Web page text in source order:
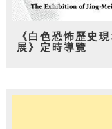
《白色恐怖歷史
展》定時導覽